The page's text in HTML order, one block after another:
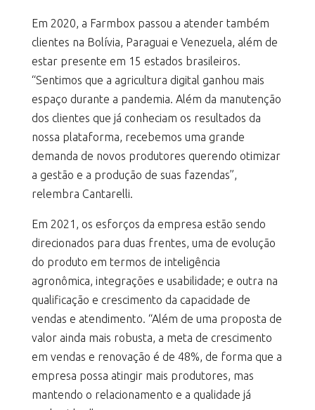
Em 2020, a Farmbox passou a atender também
clientes na Bolívia, Paraguai e Venezuela, além de
estar presente em 15 estados brasileiros.
“Sentimos que a agricultura digital ganhou mais
espaço durante a pandemia. Além da manutenção
dos clientes que já conheciam os resultados da
nossa plataforma, recebemos uma grande
demanda de novos produtores querendo otimizar
a gestão e a produção de suas fazendas”,
relembra Cantarelli.
Em 2021, os esforços da empresa estão sendo
direcionados para duas frentes, uma de evolução
do produto em termos de inteligência
agronômica, integrações e usabilidade; e outra na
qualificação e crescimento da capacidade de
vendas e atendimento. “Além de uma proposta de
valor ainda mais robusta, a meta de crescimento
em vendas e renovação é de 48%, de forma que a
empresa possa atingir mais produtores, mas
mantendo o relacionamento e a qualidade já